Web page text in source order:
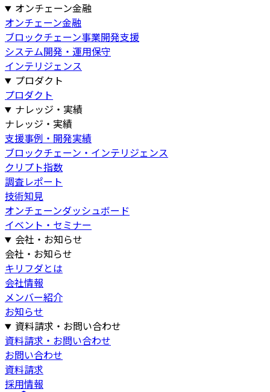
オンチェーン金融
オンチェーン金融
ブロックチェーン事業開発支援
システム開発・運用保守
インテリジェンス
プロダクト
プロダクト
ナレッジ・実績
ナレッジ・実績
支援事例・開発実績
ブロックチェーン・インテリジェンス
クリプト指数
調査レポート
技術知見
オンチェーンダッシュボード
イベント・セミナー
会社・お知らせ
会社・お知らせ
キリフダとは
会社情報
メンバー紹介
お知らせ
資料請求・お問い合わせ
資料請求・お問い合わせ
お問い合わせ
資料請求
採用情報